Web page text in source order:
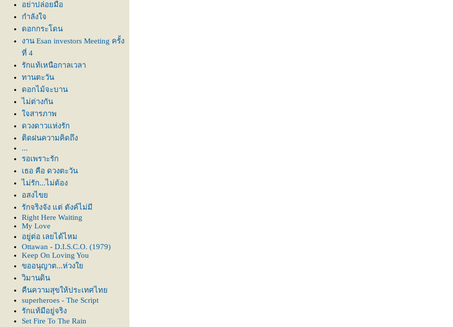
อย่าปล่อยมือ
กำลังใจ
ดอกกระโดน
งาน Esan investors Meeting ครั้ง
ที่ 4
รักแท้เหนือกาลเวลา
ทานตะวัน
ดอกไม้จะบาน
ไม่ต่างกัน
จสารภาพ
ดวงดาวแห่งรัก
ติดฝนความคิดถึง
...
รอเพราะรัก
เธอ คือ ดวงตะวัน
ไม่รัก...ไม่ต้อง
อสงไข
รักจริงจัง แต่ ตังค์ไม่มี
Right Here Waiting
My Love
อยู่ต่อ เลยได้ไหม
Ottawan - D.I.S.C.O. (1979)
Keep On Loving You
ขออนุญาต...ห่วง
วิมานดิน
คืนความสุขให้ประเทศไท
superheroes - The Script
รักแท้มีอยู่จริง
Set Fire To The Rain